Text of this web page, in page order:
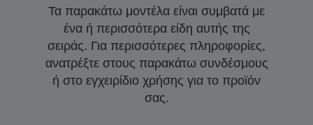
Τα παρακάτω μοντέλα είναι συμβατά με
ένα ή περισσότερα είδη αυτής της
σειράς. Για περισσότερες πληροφορίες,
ανατρέξτε στους παρακάτω συνδέσμους
ή στο εγχειρίδιο χρήσης για το προϊόν
σας.